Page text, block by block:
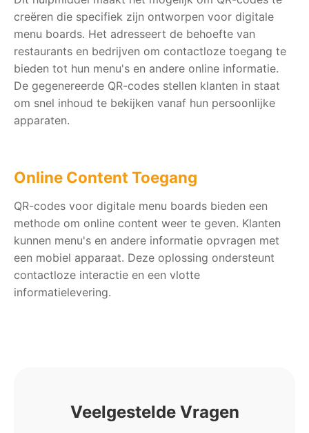
creëren die specifiek zijn ontworpen voor digitale
menu boards. Het adresseert de behoefte van
restaurants en bedrijven om contactloze toegang te
bieden tot hun menu's en andere online informatie.
De gegenereerde QR-codes stellen klanten in staat
om snel inhoud te bekijken vanaf hun persoonlijke
apparaten.
Online Content Toegang
QR-codes voor digitale menu boards bieden een
methode om online content weer te geven. Klanten
kunnen menu's en andere informatie opvragen met
een mobiel apparaat. Deze oplossing ondersteunt
contactloze interactie en een vlotte
informatielevering.
Veelgestelde Vragen